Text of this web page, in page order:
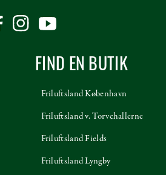
FIND EN BUTIK
Friluftsland København
Friluftsland v. Torvehallerne
Friluftsland Fields
Friluftsland Lyngby